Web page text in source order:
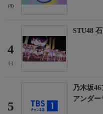
(8)
4
(-)
STU48
5
乃木坂
アンダ